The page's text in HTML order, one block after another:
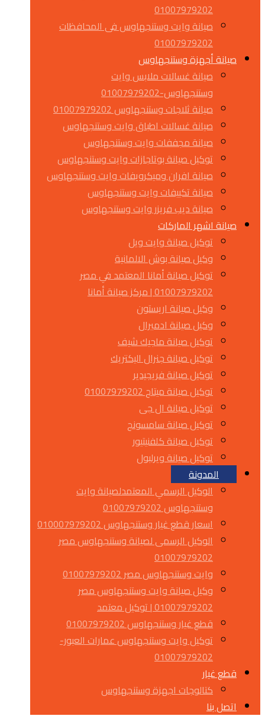
01007979202
صيانة وايت وستنجهاوس فى المحافظات
01007979202
صيانة أجهزة وستنجهاوس
صيانة غسالات ملابس وايت
وستنجهاوس-01007979202
صيانة ثلاجات وستنجهاوس 01007979202
صيانة غسالات اطباق وايت وستنجهاوس
صيانة مجففات وايت وستنجهاوس
توكيل صيانة بوتاجازات وايت وستنجهاوس
صيانة افران وميكرويفات وايت وستنجهاوس
صيانة تكييفات وايت وستنجهاوس
صيانة ديب فريزر وايت وستنجهاوس
صيانة اشهر الماركات
توكيل صيانة وايت ويل
وكيل صيانة بوش الالمانية
توكيل صيانة أمانا المعتمد في مصر
01007979202 | مركز صيانة أمانا
وكيل صيانة اريستون
وكيل صيانة ادميرال
توكيل صيانة ماجيك شيف
توكيل صيانة جنرال اليكتريك
توكيل صيانة فريجيدير
توكيل صيانة ميتاج 01007979202
توكيل صيانة ال جى
توكيل صيانة سامسونج
توكيل صيانة كلفنيتيور
توكيل صيانة ويرلبول
المدونة
الوكيل الرسمي المعتمدلصيانة وايت
وستنجهاوس 01007979202
اسعار قطع غيار وستنجهاوس 010007979202
الوكيل الرسمى لصيانة وستنجهاوس مصر
01007979202
وايت وستنجهاوس مصر 01007979202
وكيل صيانة وايت وستنجهاوس مصر
01007979202 | توكيل معتمد
قطع غيار وستنجهاوس 01007979202
توكيل وايت وستنجهاوس عمارات العبور-
01007979202
قطع غيار
كتالوجات اجهزة وستنجهاوس
اتصل بنا